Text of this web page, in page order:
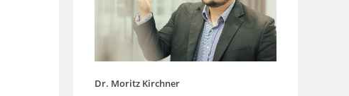
Dr. Moritz Kirchner